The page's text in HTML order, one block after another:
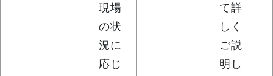
現場
の状
況に
応じ
て詳
しく
ご説
明し